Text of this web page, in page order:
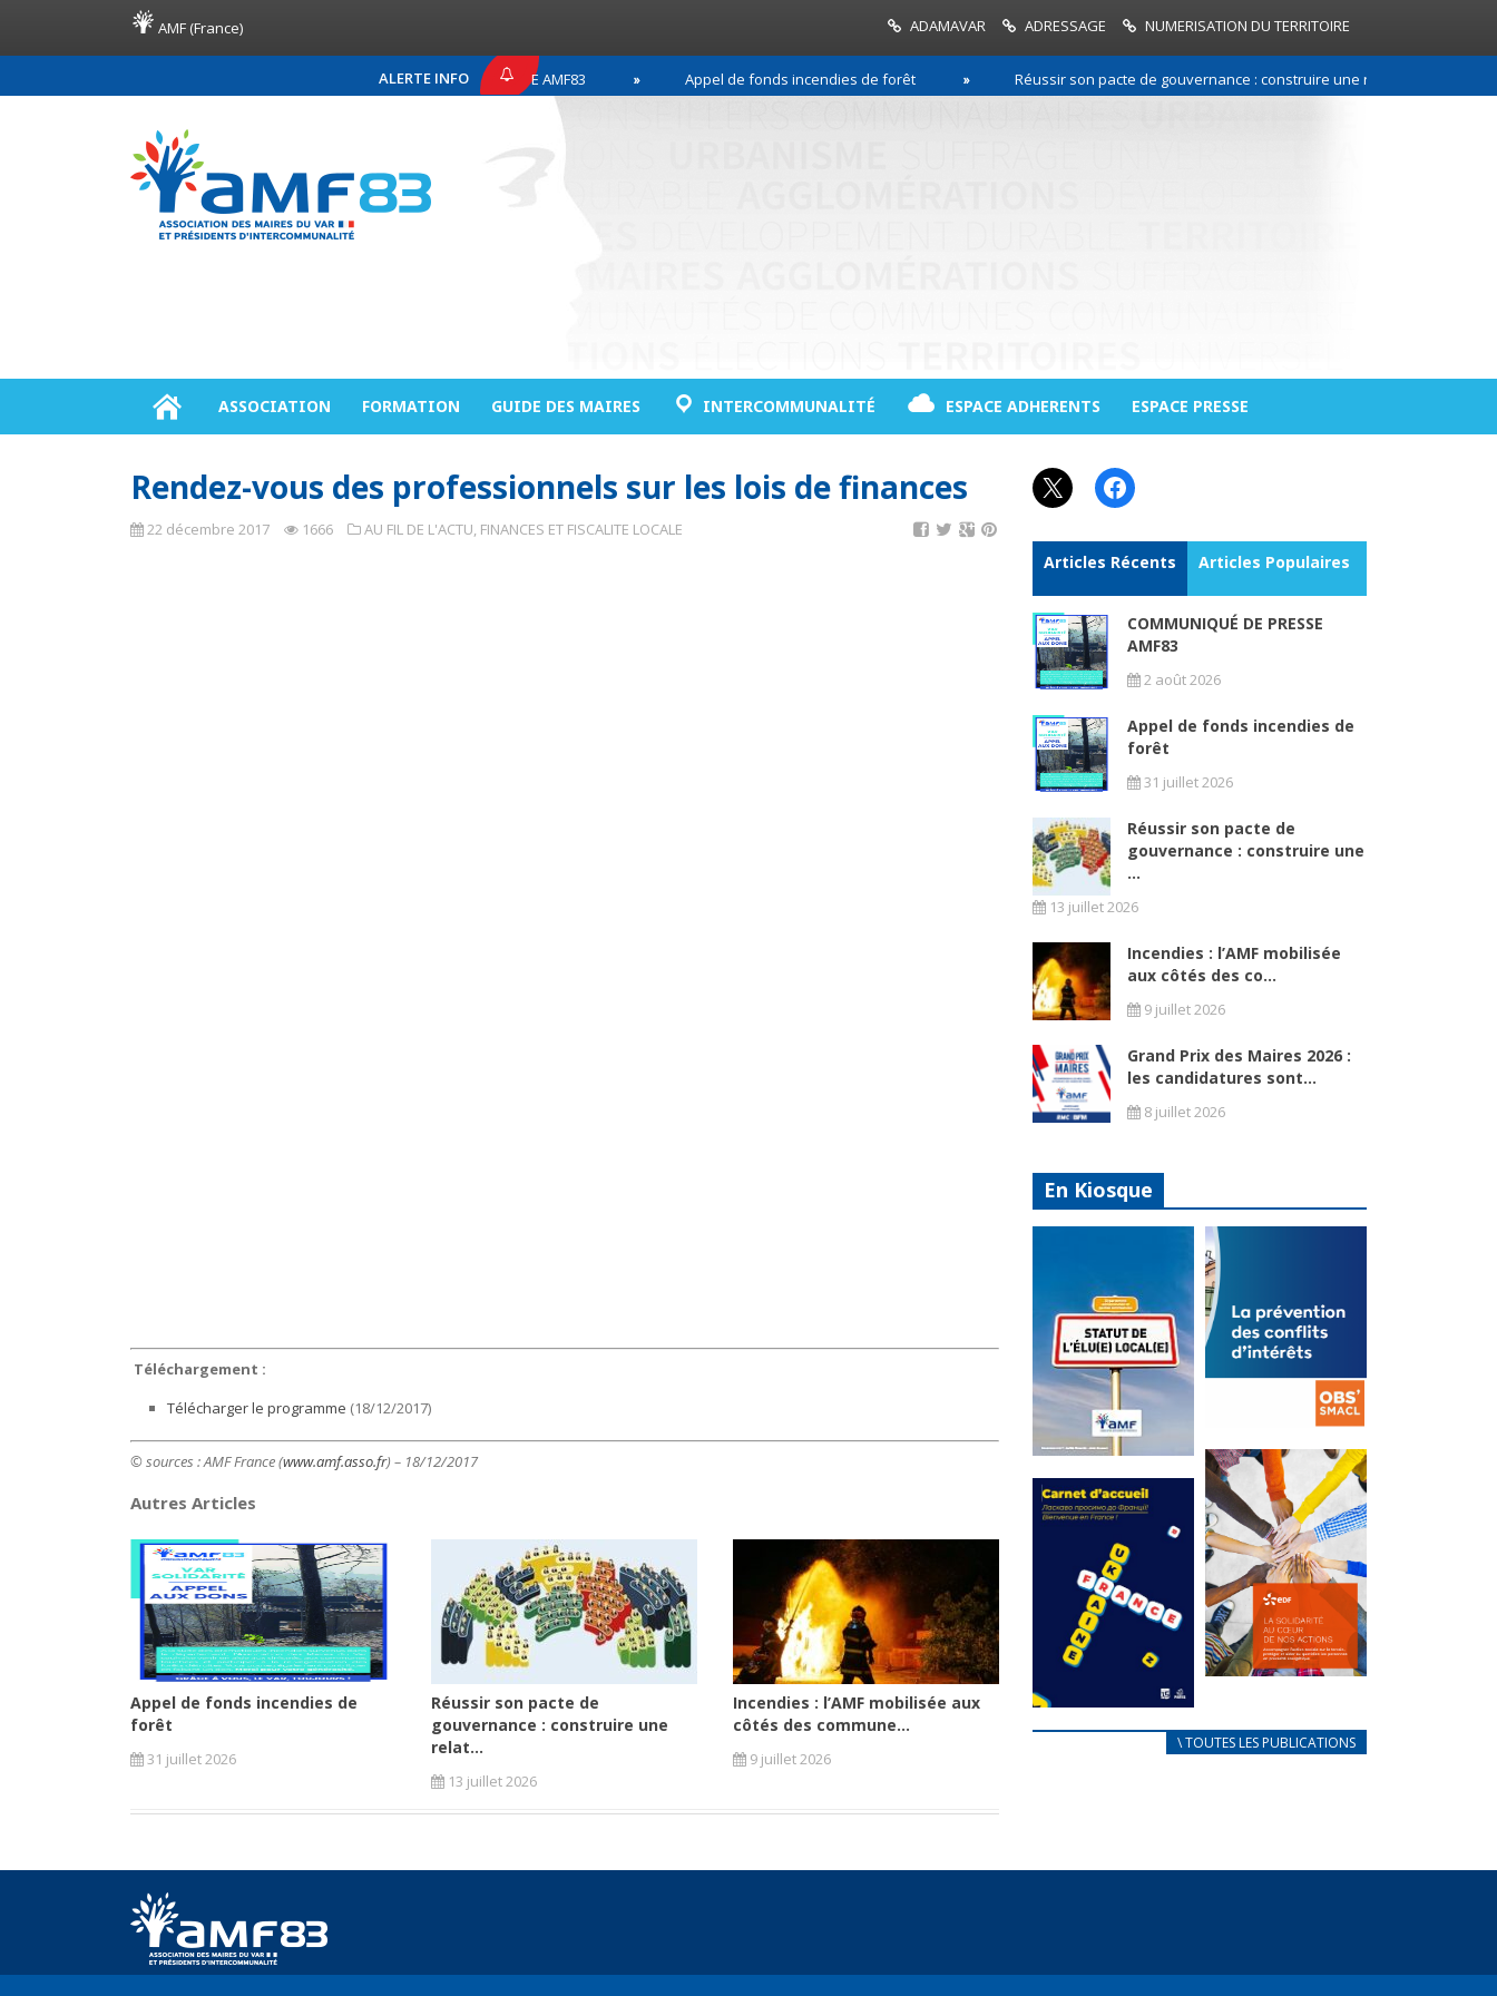
AMF (France) ADAMAVAR ADRESSAGE NUMERISATION DU TERRITOIRE
ALERTE INFO
COMMUNIQUÉ DE PRESSE AMF83 Appel de fonds incendies de forêt Réussir son pacte de gouvernance : construire une relation de confiance
ASSOCIATION FORMATION GUIDE DES MAIRES INTERCOMMUNALITÉ ESPACE ADHERENTS ESPACE PRESSE
Rendez-vous des professionnels sur les lois de finances
22 décembre 2017 1666 AU FIL DE L'ACTU, FINANCES ET FISCALITE LOCALE
Téléchargement :
Télécharger le programme (18/12/2017)
© sources :AMF France (www.amf.asso.fr) – 18/12/2017
Autres Articles
Appel de fonds incendies de
forêt
31 juillet 2026
Réussir son pacte de
gouvernance : construire une
relat...
13 juillet 2026
Incendies : l’AMF mobilisée aux
côtés des commune...
9 juillet 2026
X Facebook
Articles Récents Articles Populaires
COMMUNIQUÉ DE PRESSE
AMF83
2 août 2026
Appel de fonds incendies de
forêt
31 juillet 2026
Réussir son pacte de
gouvernance : construire une
...
13 juillet 2026
Incendies : l’AMF mobilisée
aux côtés des co...
9 juillet 2026
Grand Prix des Maires 2026 :
les candidatures sont...
8 juillet 2026
En Kiosque
Statut de
l’élu local
Mise à jour avril
2024
FEUILLETER
La
prévention
des conflits
d’intérêts
18 septembre 2023
FEUILLETER
au coeur de
nos actions
au mieux les
\ TOUTES LES PUBLICATIONS